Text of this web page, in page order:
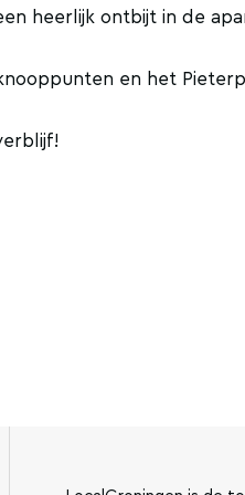
heerlijk ontbijt in de
en het